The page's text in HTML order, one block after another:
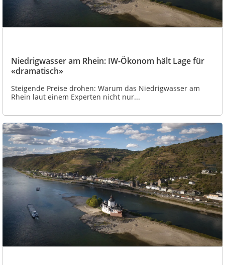
Niedrigwasser am Rhein: IW-Ökonom hält Lage für
«dramatisch»
Steigende Preise drohen: Warum das Niedrigwasser am
Rhein laut einem Experten nicht nur...